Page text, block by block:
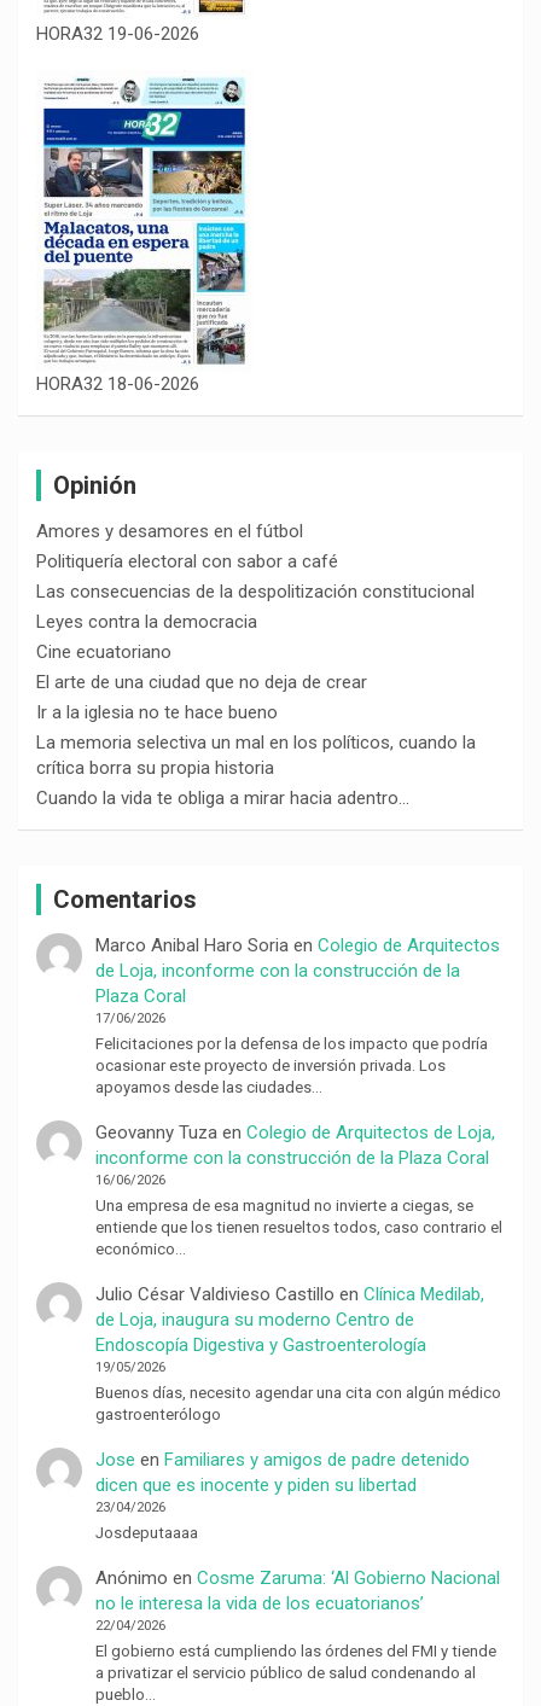
HORA32 19-06-2026
HORA32 18-06-2026
Opinión
Amores y desamores en el fútbol
Politiquería electoral con sabor a café
Las consecuencias de la despolitización constitucional
Leyes contra la democracia
Cine ecuatoriano
El arte de una ciudad que no deja de crear
Ir a la iglesia no te hace bueno
La memoria selectiva un mal en los políticos, cuando la
crítica borra su propia historia
Cuando la vida te obliga a mirar hacia adentro…
Comentarios
Marco Anibal Haro Soriaen Colegio de Arquitectos
de Loja, inconforme con la construcción de la
Plaza Coral
17/06/2026
Felicitaciones por la defensa de los impacto que podría
ocasionar este proyecto de inversión privada. Los
apoyamos desde las ciudades…
Geovanny Tuzaen Colegio de Arquitectos de Loja,
inconforme con la construcción de la Plaza Coral
16/06/2026
Una empresa de esa magnitud no invierte a ciegas, se
entiende que los tienen resueltos todos, caso contrario el
económico…
Julio César Valdivieso Castillo en Clínica Medilab,
de Loja, inaugura su moderno Centro de
Endoscopía Digestiva y Gastroenterología
19/05/2026
Buenos días, necesito agendar una cita con algún médico
gastroenterólogo
Jose en Familiares y amigos de padre detenido
dicen que es inocente y piden su libertad
23/04/2026
Josdeputaaaa
Anónimo en Cosme Zaruma: ‘Al Gobierno Nacional
no le interesa la vida de los ecuatorianos’
22/04/2026
El gobierno está cumpliendo las órdenes del FMI y tiende
a privatizar el servicio público de salud condenando al
pueblo…